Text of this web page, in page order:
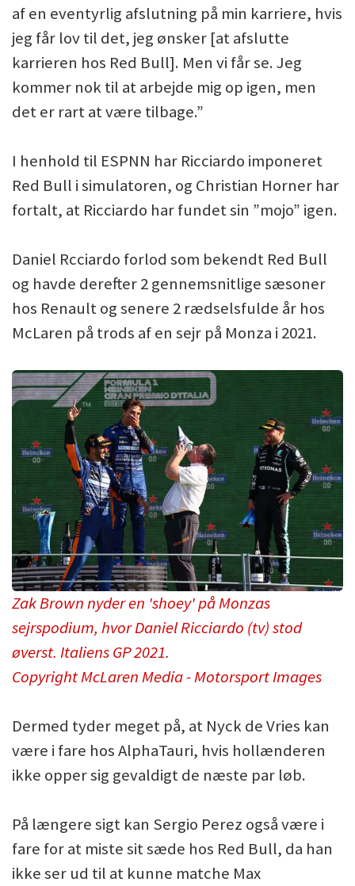
af en eventyrlig afslutning på min karriere, hvis
jeg får lov til det, jeg ønsker [at afslutte
karrieren hos Red Bull]. Men vi får se. Jeg
kommer nok til at arbejde mig op igen, men
det er rart at være tilbage.”
I henhold til ESPNN har Ricciardo imponeret
Red Bull i simulatoren, og Christian Horner har
fortalt, at Ricciardo har fundet sin ”mojo” igen.
Daniel Rcciardo forlod som bekendt Red Bull
og havde derefter 2 gennemsnitlige sæsoner
hos Renault og senere 2 rædselsfulde år hos
McLaren på trods af en sejr på Monza i 2021.
Zak Brown nyder en 'shoey' på Monzas
sejrspodium, hvor Daniel Ricciardo (tv) stod
øverst. Italiens GP 2021.
Copyright McLaren Media - Motorsport Images
Dermed tyder meget på, at Nyck de Vries kan
være i fare hos AlphaTauri, hvis hollænderen
ikke opper sig gevaldigt de næste par løb.
På længere sigt kan Sergio Perez også være i
fare for at miste sit sæde hos Red Bull, da han
ikke ser ud til at kunne matche Max